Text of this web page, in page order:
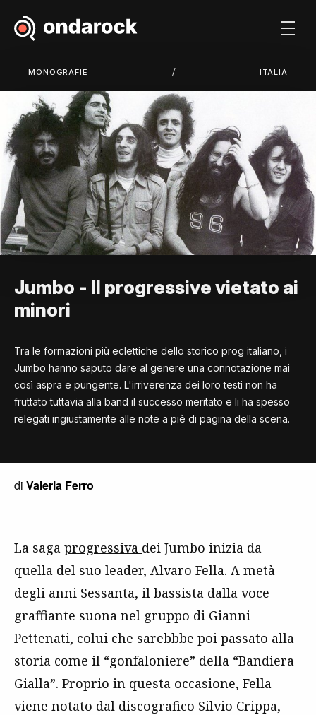
MONOGRAFIE / ITALIA
Jumbo - Il progressive vietato ai
minori
Tra le formazioni più eclettiche dello storico prog italiano, i
Jumbo hanno saputo dare al genere una connotazione mai
così aspra e pungente. L'irriverenza dei loro testi non ha
fruttato tuttavia alla band il successo meritato e li ha spesso
relegati ingiustamente alle note a piè di pagina della scena.
di Valeria Ferro
La saga progressiva dei Jumbo inizia da
quella del suo leader, Alvaro Fella. A metà
degli anni Sessanta, il bassista dalla voce
graffiante suona nel gruppo di Gianni
Pettenati, colui che sarebbbe poi passato alla
storia come il “gonfaloniere” della “Bandiera
Gialla”. Proprio in questa occasione, Fella
viene notato dal discografico Silvio Crippa,